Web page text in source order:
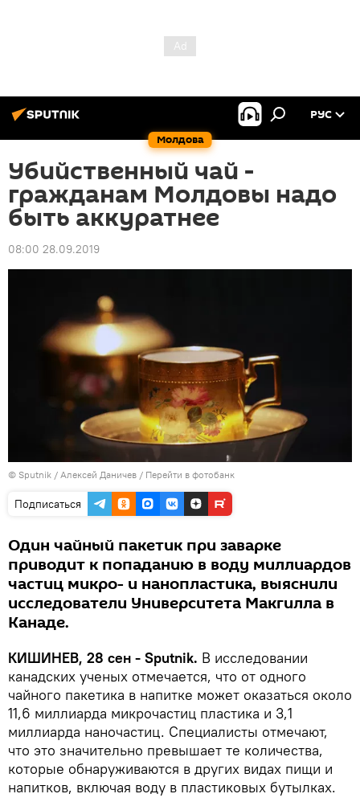
Молдова
РУС
Убийственный чай -
гражданам Молдовы надо
быть аккуратнее
08:00 28.09.2019
© Sputnik / Алексей Даничев / Перейти в фотобанк
Подписаться
Один чайный пакетик при заварке
приводит к попаданию в воду миллиардов
частиц микро- и нанопластика, выяснили
исследователи Университета Макгилла в
Канаде.
КИШИНЕВ, 28 сен - Sputnik. В исследовании
канадских ученых отмечается, что от одного
чайного пакетика в напитке может оказаться около
11,6 миллиарда микрочастиц пластика и 3,1
миллиарда наночастиц. Специалисты отмечают,
что это значительно превышает те количества,
которые обнаруживаются в других видах пищи и
напитков, включая воду в пластиковых бутылках.